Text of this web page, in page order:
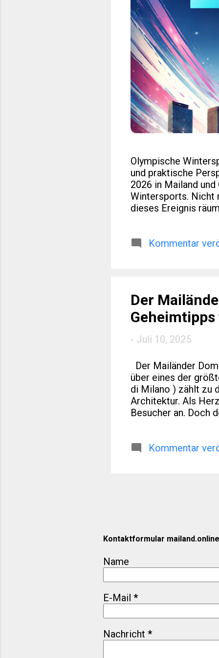
Olympische
und praktische
2026 in Mailand
Wintersports. Nicht
dieses Ereignis
Medaillenlisten.
Kommentar
Der
- Juli 10, 2025
Der Mailänder
über eines der
di Milano ) zählt zu
Architektur. Als
Besucher an. Doch
gleichermaßen. In
Kommentar
Kontaktformular mailand.online
Name
E-Mail *
Nachricht *